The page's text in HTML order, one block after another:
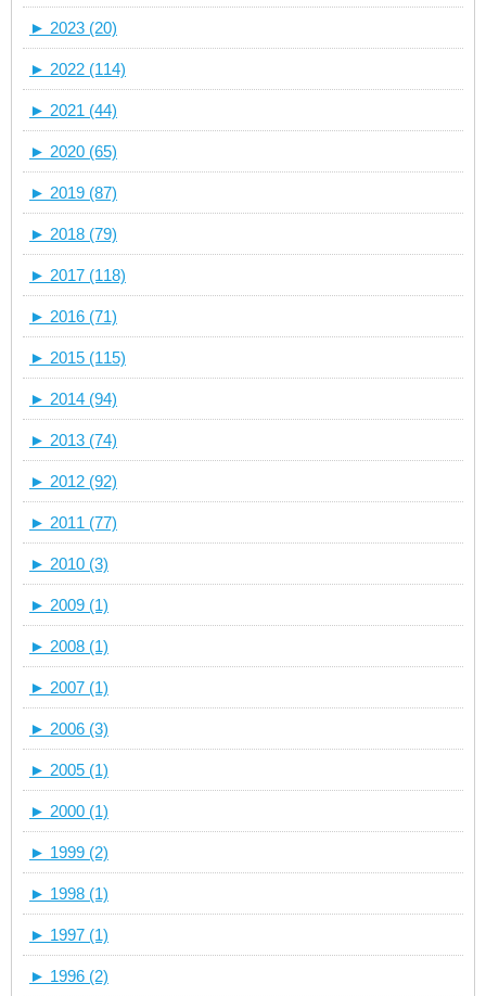
► 2023 (20)
► 2022 (114)
► 2021 (44)
► 2020 (65)
► 2019 (87)
► 2018 (79)
► 2017 (118)
► 2016 (71)
► 2015 (115)
► 2014 (94)
► 2013 (74)
► 2012 (92)
► 2011 (77)
► 2010 (3)
► 2009 (1)
► 2008 (1)
► 2007 (1)
► 2006 (3)
► 2005 (1)
► 2000 (1)
► 1999 (2)
► 1998 (1)
► 1997 (1)
► 1996 (2)